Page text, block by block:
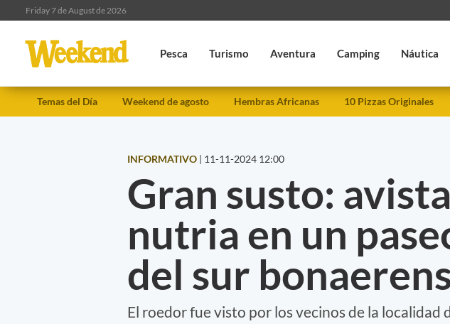
Friday 7 de August de 2026
Pesca Turismo Aventura Camping Náutica
Temas del Día Weekend de agosto Hembras Africanas 10 Pizzas Originales
INFORMATIVO | 11-11-2024 12:00
Gran susto:
nutria en un
del sur
El roedor fue visto por los vecinos de la localidad